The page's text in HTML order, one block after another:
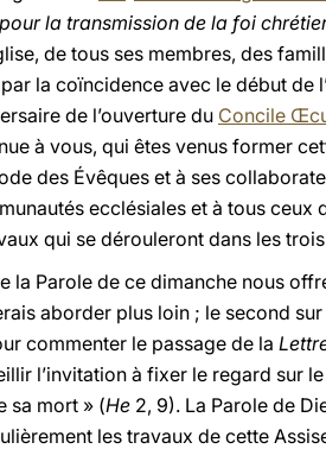
la transmission de la foi
de tous ses membres, des
la coïncidence avec le début de
de l’ouverture du Concile
à vous, qui êtes venus former
des Évêques et à ses
ecclésiales et à tous ceux
qui se dérouleront dans les
la Parole de ce dimanche nous
aborder plus loin ; le second
commenter le passage de la
l’invitation à fixer le regard sur
sa mort » (He 2, 9). La Parole de
les travaux de cette